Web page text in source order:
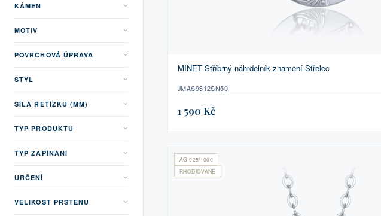
KÁMEN
MOTIV
POVRCHOVÁ ÚPRAVA
STYL
SÍLA ŘETÍZKU (MM)
TYP PRODUKTU
TYP ZAPÍNÁNÍ
URČENÍ
VELIKOST PRSTENU
MINET Stříbrný náhrdelník znamení Střelec
JMAS9612SN50
1 590 Kč
AG 925/1000
RHODIOVANÉ